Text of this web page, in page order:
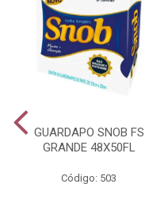
GUARDAPO SNOB FS
GRANDE 48X50FL
Código: 503